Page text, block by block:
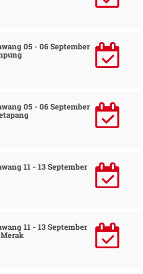
05 - 06 September
05 - 06 September
11 - 13 September
11 - 13 September